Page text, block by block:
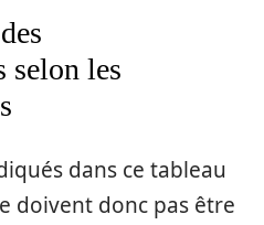
selon les
dans ce tableau
doivent donc pas être